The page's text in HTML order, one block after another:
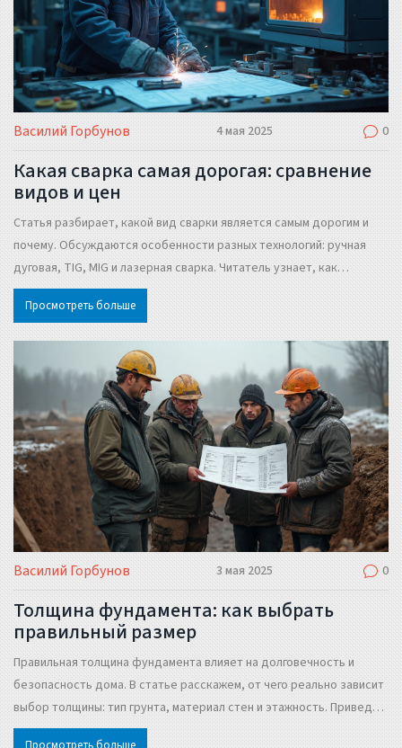
Василий Горбунов 4 мая 2025 0
Какая сварка самая дорогая: сравнение
видов и цен
Статья разбирает, какой вид сварки является самым дорогим и
почему. Обсуждаются особенности разных технологий: ручная
дуговая, TIG, MIG и лазерная сварка. Читатель узнает, как
формируется стоимость, какие навыки и оборудование здесь
требуются. Даются советы, когда оправдано платить дорого за
за что отдаёт деньги при заказе сварки.
Просмотреть больше
Василий Горбунов 3 мая 2025 0
Толщина фундамента: как выбрать
правильный размер
Правильная толщина фундамента влияет на долговечность и
безопасность дома. В статье расскажем, от чего реально зависит
выбор толщины: тип грунта, материал стен и этажность. Приведем
простые формулы и реальные примеры для самостоятельного